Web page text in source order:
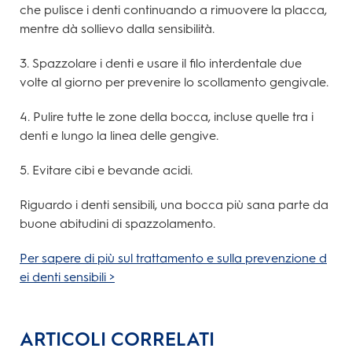
che pulisce i denti continuando a rimuovere la placca,
mentre dà sollievo dalla sensibilità.
3. Spazzolare i denti e usare il filo interdentale due
volte al giorno per prevenire lo scollamento gengivale.
4. Pulire tutte le zone della bocca, incluse quelle tra i
denti e lungo la linea delle gengive.
5. Evitare cibi e bevande acidi.
Riguardo i denti sensibili, una bocca più sana parte da
buone abitudini di spazzolamento.
Per sapere di più sul trattamento e sulla prevenzione d
ei denti sensibili >
ARTICOLI CORRELATI